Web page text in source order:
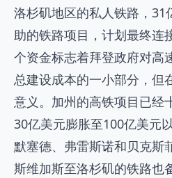
洛杉矶地区的私人铁路，31
助的铁路项目，计划最终连
个资金标志着拜登政府对高
总建设成本的一小部分，但
意义。加州的高铁项目已经
30亿美元膨胀至100亿美元
默塞德、弗雷斯诺和贝克斯
斯维加斯至洛杉矶的铁路也